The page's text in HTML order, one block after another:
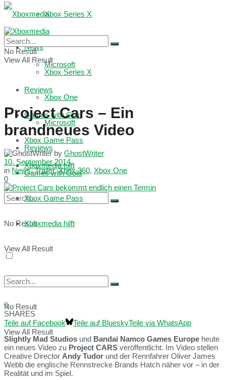
Xbox Series X
Microsoft
Reviews
Games with Gold
Xbox Game Pass
Xboxmedia hilft
No Result
View All Result
News
Xbox Series X
Xbox One
Microsoft
Reviews
Games with Gold
Xbox Game Pass
Xboxmedia hilft
No Result
View All Result
No Result
View All Result
Project Cars – Ein
brandneues Video
by GhostWriter
10. September 2014
in News,Trailer,Xbox 360, Xbox One
0
0
SHARES
Teile auf Facebook
Teile auf BlueskyTeile via WhatsApp
Slightly Mad Studios und Bandai Namco Games Europe heute
ein neues Video zu Project CARS veröffentlicht. Im Video stellen
Creative Director Andy Tudor und der Rennfahrer Oliver James
Webb die englische Rennstrecke Brands Hatch näher vor – in der
Realität und im Spiel.